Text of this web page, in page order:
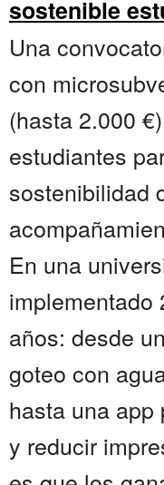
sostenible
Una
con
(hasta 2.000
estudiantes
sostenibilidad
En una
implementado
años: desde
goteo con
hasta una app
y reducir